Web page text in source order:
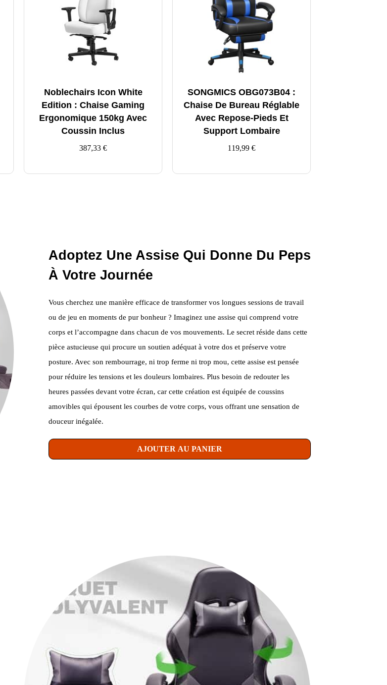
Noblechairs Icon White
Edition : Chaise Gaming
Ergonomique 150kg Avec
Coussin Inclus
387,33 €
SONGMICS OBG073B04 :
Chaise De Bureau Réglable
Avec Repose-Pieds Et
Support Lombaire
119,99 €
Adoptez Une Assise Qui Donne Du Peps
À Votre Journée
Vous cherchez une manière efficace de transformer vos longues sessions de travail
ou de jeu en moments de pur bonheur ? Imaginez une assise qui comprend votre
corps et l’accompagne dans chacun de vos mouvements. Le secret réside dans cette
pièce astucieuse qui procure un soutien adéquat à votre dos et préserve votre
posture. Avec son rembourrage, ni trop ferme ni trop mou, cette assise est pensée
pour réduire les tensions et les douleurs lombaires. Plus besoin de redouter les
heures passées devant votre écran, car cette création est équipée de coussins
amovibles qui épousent les courbes de votre corps, vous offrant une sensation de
douceur inégalée.
AJOUTER AU PANIER